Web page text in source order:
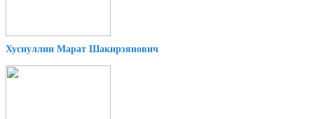
Хуснуллин Марат Шакирзянович